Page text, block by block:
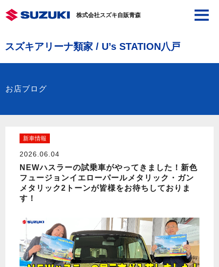
株式会社スズキ自販青森
スズキアリーナ類家 / U’s STATION八戸
お店ブログ
新車情報
2026.06.04
NEWハスラーの試乗車がやってきました！新色
フュージョンイエローパールメタリック・ガン
メタリック2トーンが皆様をお待ちしておりま
す！